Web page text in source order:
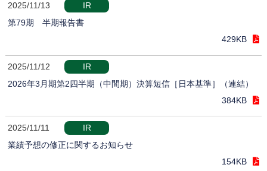
2025/11/13
IR
第79期 半期報告書
429KB
2025/11/12
IR
2026年3月期第2四半期（中間期）決算短信［日本基準］（連結）
384KB
2025/11/11
IR
業績予想の修正に関するお知らせ
154KB